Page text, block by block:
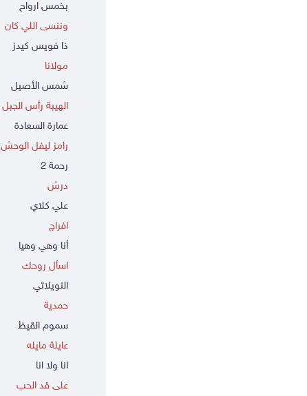
بخمس ارواح
وننسى اللي كان
ذا فويس كيدز
مولانا
شمس الأصيل
الهيبة رأس الجبل
عمارة السعادة
رامز ليفل الوحش
رحمة 2
درش
علي كلاي
افراج
أنا وهي وهيا
اسأل روحك
النويلاتي
حمدية
سموم القيظ
عايلة مايله
انا ولا انا
على قد الحب